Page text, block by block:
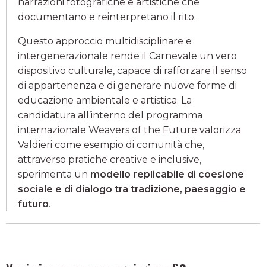
documentano e reinterpretano il rito.
Questo approccio multidisciplinare e
intergenerazionale rende il Carnevale un vero
dispositivo culturale, capace di rafforzare il senso
di appartenenza e di generare nuove forme di
educazione ambientale e artistica. La
candidatura all’interno del programma
internazionale Weavers of the Future valorizza
Valdieri come esempio di comunità che,
attraverso pratiche creative e inclusive,
sperimenta un modello replicabile di coesione
sociale e di dialogo tra tradizione, paesaggio e
futuro.